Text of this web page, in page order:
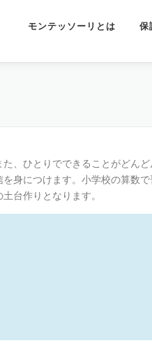
モンテッソーリとは 保
、ひとりでできることがどん
身につけます。小学校の算数で
台作りとなります。